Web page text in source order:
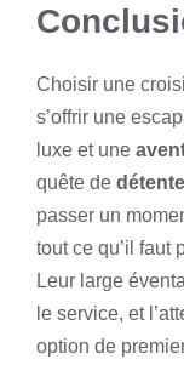
Choisir une
s’offrir une
luxe et une
quête de détente
passer un
tout ce qu’il faut
Leur large
le service, et
option de